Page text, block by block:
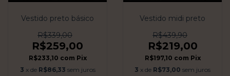
Vestido preto básico
R$339,00
R$259,00
R$233,10 com Pix
3 x de R$86,33 sem juros
Vestido midi preto
R$439,90
R$219,00
R$197,10 com Pix
3 x de R$73,00 sem juros